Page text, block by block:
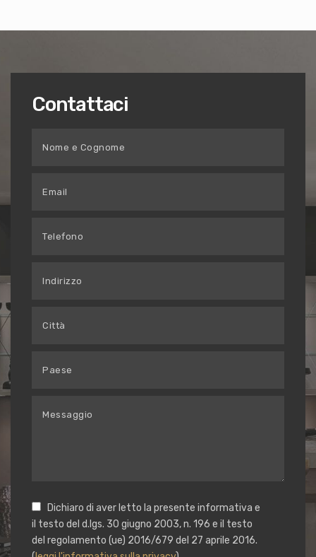
Contattaci
Dichiaro di aver letto la presente informativa e
il testo del d.lgs. 30 giugno 2003, n. 196 e il testo
del regolamento (ue) 2016/679 del 27 aprile 2016.